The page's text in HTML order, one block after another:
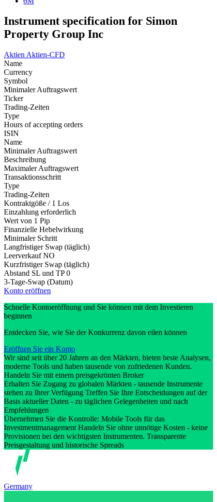
Instrument specification for Simon
Property Group Inc
Aktien Aktien-CFD
Name
Currency
Symbol
Minimaler Auftragswert
Ticker
Trading-Zeiten
Type
Hours of accepting orders
ISIN
Name
Minimaler Auftragswert
Beschreibung
Maximaler Auftragswert
Transaktionsschritt
Type
Trading-Zeiten
Kontraktgöße / 1 Los
Einzahlung erforderlich
Wert von 1 Pip
Finanzielle Hebelwirkung
Minimaler Schritt
Langfristiger Swap (täglich)
Leerverkauf NO
Kurzfristiger Swap (täglich)
Abstand SL und TP 0
3-Tage-Swap (Datum)
Konto eröffnen
Schnelle Kontoeröffnung und Sie können mit dem Investieren
beginnen
Entdecken Sie, wie Sie der Konkurrenz davon eilen können
Eröffnen Sie ein Konto
Wir sind seit über 20 Jahren an den Märkten, bieten beste Analysen,
moderne Tools und haben tausende von zufriedenen Kunden.
Handeln Sie mit einem preisgekrönten Broker
Erhalten Sie Zugang zu globalen Märkten - tausende Instrumente
stehen zu Ihrer Verfügung Treffen Sie Ihre Entscheidungen auf der
Basis aktueller Daten - zu täglichen Gelegenheiten und nach
Empfehlungen
Übernehmen Sie die Kontrolle: Mobile Tools für das
Investmentmanagement Handeln Sie ohne unnötige Kosten - keine
Provisionen bei den wichtigsten Instrumenten. Transparente
Preisgestaltung und historische Spreads
Germany